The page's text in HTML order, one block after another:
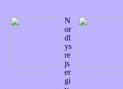
N
or
dl
ys
re
js
er
gi